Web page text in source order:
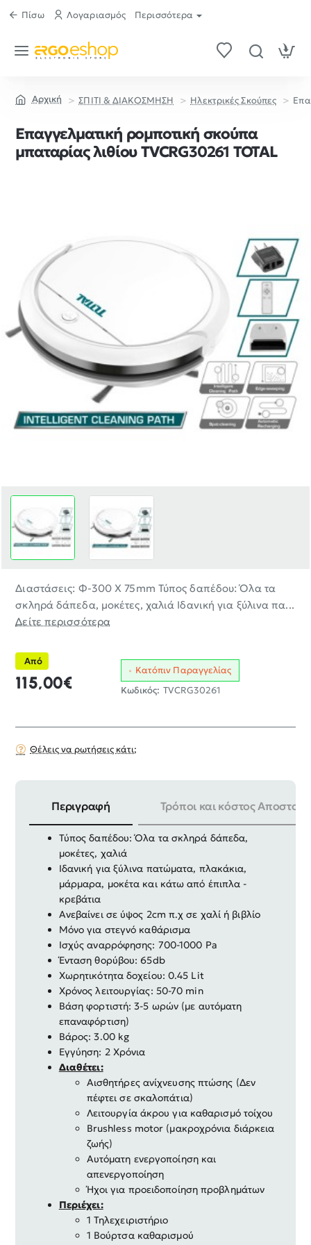
Πίσω Λογαριασμός Περισσότερα
ΣΠΙΤΙ & ΔΙΑΚΟΣΜΗΣΗ Ηλεκτρικές Σκούπες
Επαγγελματική ρομποτική σκούπα
μπαταρίας λιθίου TVCRG30261 TOTAL
Διαστάσεις: Φ-300 X 75mm Τύπος δαπέδου: Όλα τα
σκληρά δάπεδα, μοκέτες, χαλιά Ιδανική για ξύλινα πα...
Δείτε περισσότερα
Από
115,00€
Κατόπιν Παραγγελίας
Κωδικός: TVCRG30261
Θέλεις να ρωτήσεις κάτι;
Περιγραφή Τρόποι και κόστος
Διαστάσεις: Φ-300 X 75mm
Τύπος δαπέδου: Όλα τα σκληρά δάπεδα,
μοκέτες, χαλιά
Ιδανική για ξύλινα πατώματα, πλακάκια,
μάρμαρα, μοκέτα και κάτω από έπιπλα -
κρεβάτια
Ανεβαίνει σε ύψος 2cm π.χ σε χαλί ή βιβλίο
Μόνο για στεγνό καθάρισμα
Ισχύς αναρρόφησης: 700-1000 Pa
Ένταση θορύβου: 65db
Χωρητικότητα δοχείου: 0.45 Lit
Χρόνος λειτουργίας: 50-70 min
Βάση φορτιστή: 3-5 ωρών (με αυτόματη
επαναφόρτιση)
Βάρος: 3.00 kg
Εγγύηση: 2 Χρόνια
Διαθέτει:
Αισθητήρες ανίχνευσης πτώσης (Δεν
πέφτει σε σκαλοπάτια)
Λειτουργία άκρου για καθαρισμό τοίχου
Brushless motor (μακροχρόνια διάρκεια
ζωής)
Αυτόματη ενεργοποίηση και
απενεργοποίηση
Ήχοι για προειδοποίηση προβλημάτων
Περιέχει:
1 Τηλεχειριστήριο
1 Βούρτσα καθαρισμού